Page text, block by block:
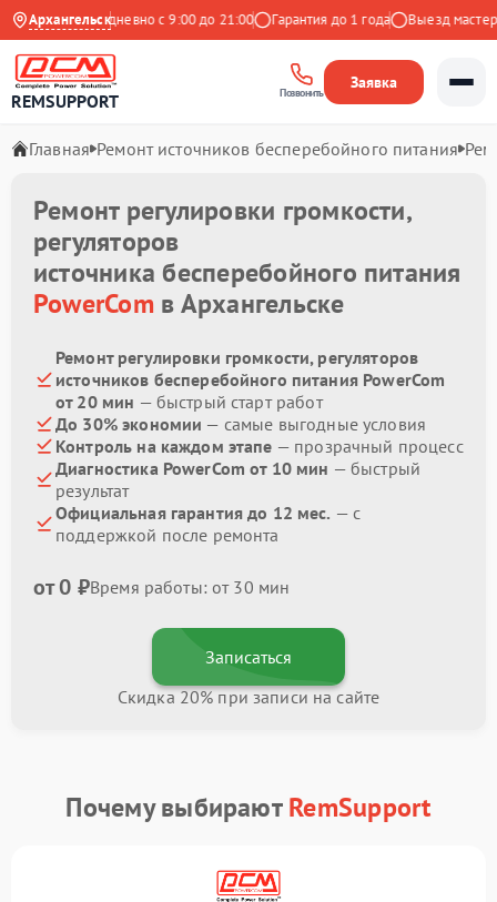
Архангельск
Ежедневно с 9:00 до 21:00 Гарантия до 1 года Выезд мастера
REMSUPPORT Позвонить
Заявка
Главная Ремонт источников бесперебойного питания
Ремонт регулировки громкости,
регуляторов
источника бесперебойного питания
PowerComв Архангельске
Ремонт регулировки громкости, регуляторов
источников бесперебойного питания PowerCom
от 20 мин — быстрый старт работ
До 30% экономии — самые выгодные условия
Контроль на каждом этапе — прозрачный процесс
Диагностика PowerCom от 10 мин — быстрый
результат
Официальная гарантия до 12 мес. — с
поддержкой после ремонта
от 0 ₽Время работы: от 30 мин
Записаться
Скидка 20% при записи на сайте
Почему выбираютRemSupport